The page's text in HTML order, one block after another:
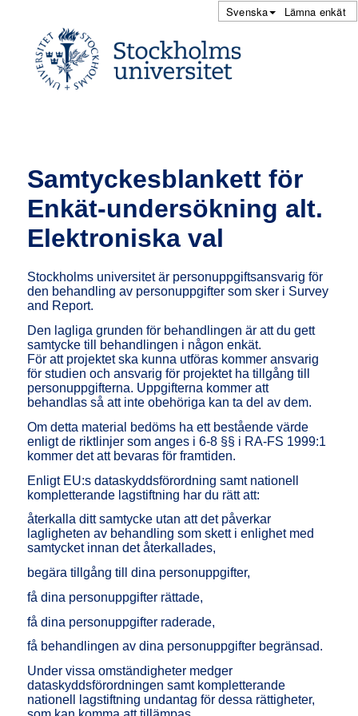
Svenska Lämna enkät
Samtyckesblankett för
Enkät-undersökning alt.
Elektroniska val
Stockholms universitet är personuppgiftsansvarig för
den behandling av personuppgifter som sker i Survey
and Report.
Den lagliga grunden för behandlingen är att du gett
samtycke till behandlingen i någon enkät.
För att projektet ska kunna utföras kommer ansvarig
för studien och ansvarig för projektet ha tillgång till
personuppgifterna. Uppgifterna kommer att
behandlas så att inte obehöriga kan ta del av dem.
Om detta material bedöms ha ett bestående värde
enligt de riktlinjer som anges i 6-8 §§ i RA-FS 1999:1
kommer det att bevaras för framtiden.
Enligt EU:s dataskyddsförordning samt nationell
kompletterande lagstiftning har du rätt att:
återkalla ditt samtycke utan att det påverkar
lagligheten av behandling som skett i enlighet med
samtycket innan det återkallades,
begära tillgång till dina personuppgifter,
få dina personuppgifter rättade,
få dina personuppgifter raderade,
få behandlingen av dina personuppgifter begränsad.
Under vissa omständigheter medger
dataskyddsförordningen samt kompletterande
nationell lagstiftning undantag för dessa rättigheter,